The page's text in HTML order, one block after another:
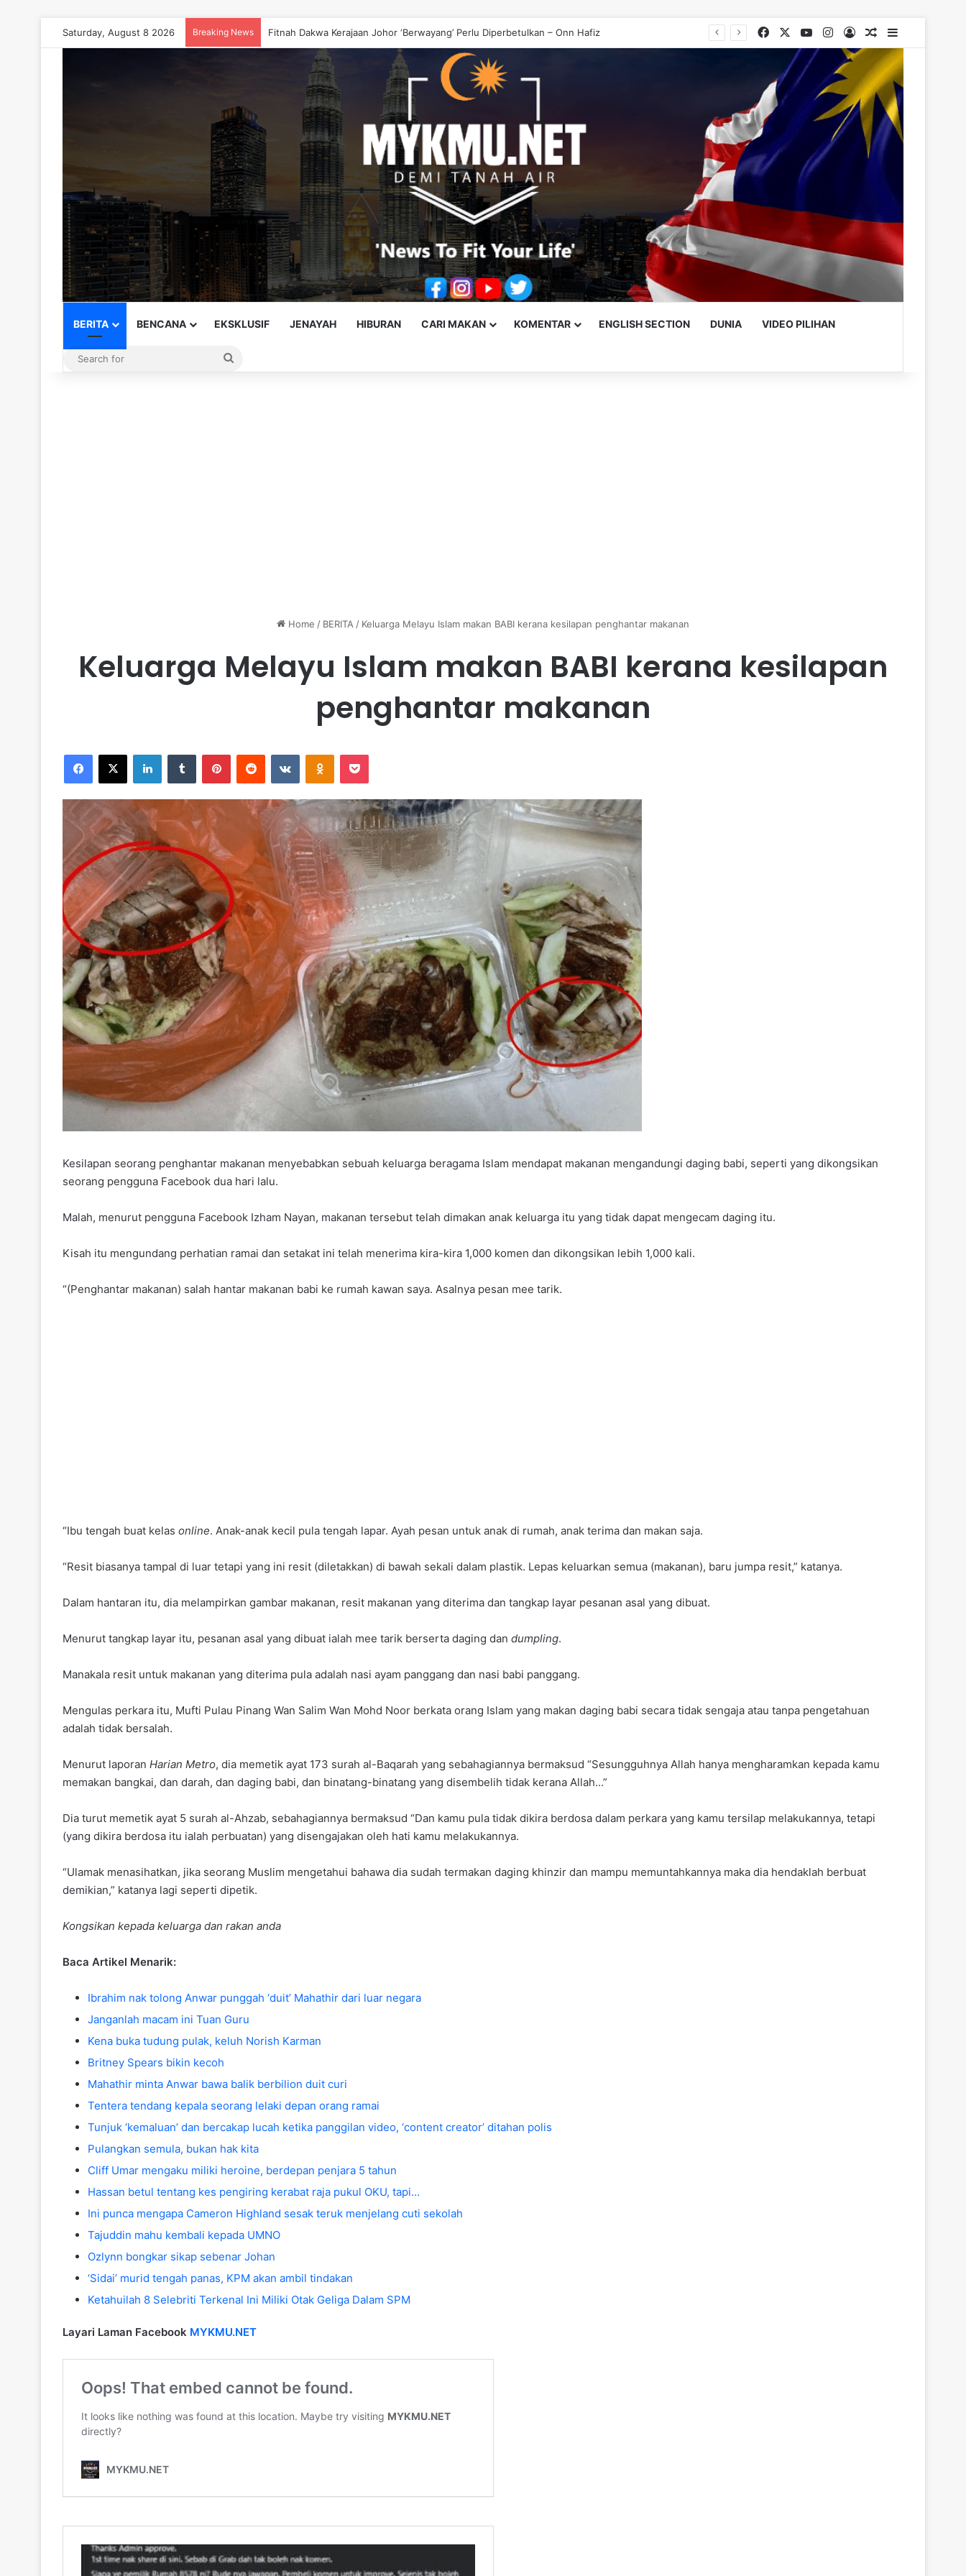
Saturday, August 8 2026 Breaking News AKAR 2026 Terus Santuni Murid, Gilap Kreativiti Generasi Muda Facebook YouTubeInstagram
Log InRandom Article
BERITA BENCANA EKSKLUSIF JENAYAH HIBURAN CARI MAKAN KOMENTAR ENGLISH SECTION DUNIA VIDEO PILIHAN
Home / BERITA / Keluarga Melayu Islam makan BABI kerana kesilapan penghantar makanan
Keluarga Melayu Islam makan BABI kerana kesilapan
penghantar makanan
Kesilapan seorang penghantar makanan menyebabkan sebuah keluarga beragama Islam mendapat makanan mengandungi daging babi, seperti yang dikongsikan
seorang pengguna Facebook dua hari lalu.
Malah, menurut pengguna Facebook Izham Nayan, makanan tersebut telah dimakan anak keluarga itu yang tidak dapat mengecam daging itu.
Kisah itu mengundang perhatian ramai dan setakat ini telah menerima kira-kira 1,000 komen dan dikongsikan lebih 1,000 kali.
“(Penghantar makanan) salah hantar makanan babi ke rumah kawan saya. Asalnya pesan mee tarik.
“Ibu tengah buat kelas online. Anak-anak kecil pula tengah lapar. Ayah pesan untuk anak di rumah, anak terima dan makan saja.
“Resit biasanya tampal di luar tetapi yang ini resit (diletakkan) di bawah sekali dalam plastik. Lepas keluarkan semua (makanan), baru jumpa resit,” katanya.
Dalam hantaran itu, dia melampirkan gambar makanan, resit makanan yang diterima dan tangkap layar pesanan asal yang dibuat.
Menurut tangkap layar itu, pesanan asal yang dibuat ialah mee tarik berserta daging dan dumpling.
Manakala resit untuk makanan yang diterima pula adalah nasi ayam panggang dan nasi babi panggang.
Mengulas perkara itu, Mufti Pulau Pinang Wan Salim Wan Mohd Noor berkata orang Islam yang makan daging babi secara tidak sengaja atau tanpa pengetahuan
adalah tidak bersalah.
Menurut laporan Harian Metro, dia memetik ayat 173 surah al-Baqarah yang sebahagiannya bermaksud “Sesungguhnya Allah hanya mengharamkan kepada kamu
memakan bangkai, dan darah, dan daging babi, dan binatang-binatang yang disembelih tidak kerana Allah…”
Dia turut memetik ayat 5 surah al-Ahzab, sebahagiannya bermaksud “Dan kamu pula tidak dikira berdosa dalam perkara yang kamu tersilap melakukannya, tetapi
(yang dikira berdosa itu ialah perbuatan) yang disengajakan oleh hati kamu melakukannya.
“Ulamak menasihatkan, jika seorang Muslim mengetahui bahawa dia sudah termakan daging khinzir dan mampu memuntahkannya maka dia hendaklah berbuat
demikian,” katanya lagi seperti dipetik.
Kongsikan kepada keluarga dan rakan anda
Baca Artikel Menarik:
Ibrahim nak tolong Anwar punggah ‘duit’ Mahathir dari luar negara
Janganlah macam ini Tuan Guru
Kena buka tudung pulak, keluh Norish Karman
Britney Spears bikin kecoh
Mahathir minta Anwar bawa balik berbilion duit curi
Tentera tendang kepala seorang lelaki depan orang ramai
Tunjuk ‘kemaluan’ dan bercakap lucah ketika panggilan video, ‘content creator’ ditahan polis
Pulangkan semula, bukan hak kita
Cliff Umar mengaku miliki heroine, berdepan penjara 5 tahun
Hassan betul tentang kes pengiring kerabat raja pukul OKU, tapi…
Ini punca mengapa Cameron Highland sesak teruk menjelang cuti sekolah
Tajuddin mahu kembali kepada UMNO
Ozlynn bongkar sikap sebenar Johan
‘Sidai’ murid tengah panas, KPM akan ambil tindakan
Ketahuilah 8 Selebriti Terkenal Ini Miliki Otak Geliga Dalam SPM
Layari Laman Facebook MYKMU.NET